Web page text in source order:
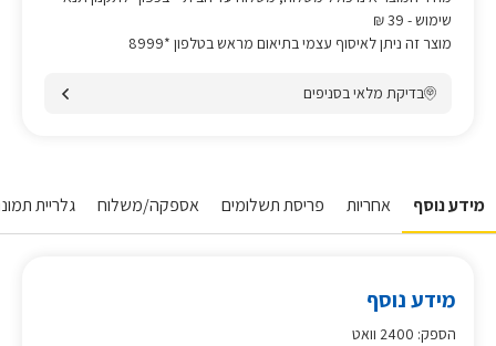
שימוש- 39 ₪
מוצר זה ניתן לאיסוף עצמי בתיאום מראש בטלפון *8999
בדיקת מלאי בסניפים
מידע נוסף אחריות פריסת תשלומים אספקה/משלוח גלריית
מידע נוסף
הספק: 2400 וואט